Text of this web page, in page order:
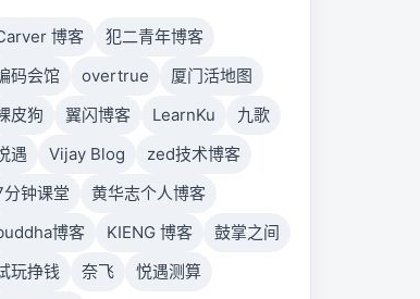
博客
犯二青年博客
码会馆
overtrue
厦门活地图
皮狗
翼闪博客 LearnKu
九歌
遇
Vijay Blog
zed技术博客
分钟课堂
黄华志个人博客
博客
KIENG 博客
鼓掌之间
玩挣钱
奈飞
悦遇测算